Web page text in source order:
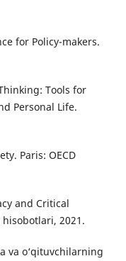
for Policy-makers.
Tools for
Personal Life.
Paris: OECD
and Critical
2021.
va o‘qituvchilarning